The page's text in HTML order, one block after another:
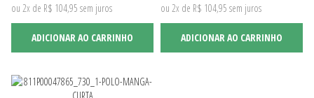
ou 2x de R$ 104,95 sem juros
ADICIONAR AO CARRINHO
ou 2x de R$ 104,95 sem juros
ADICIONAR AO CARRINHO